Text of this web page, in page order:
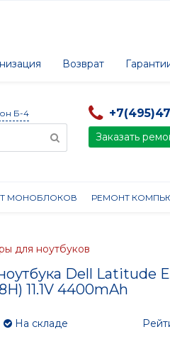
Возврат
Б-4
Заказать
МОНОБЛОКОВ РЕМОНТ
для ноутбуков
Dell Latitude
11.1V 4400mAh
На складе